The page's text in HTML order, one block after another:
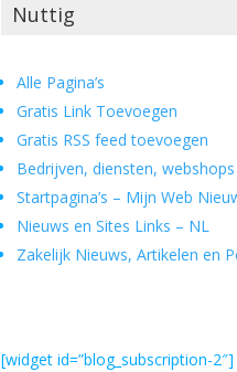
Nuttig
Alle Pagina’s
Gratis Link Toevoegen
Gratis RSS feed toevoegen
Bedrijven, diensten,
Startpagina’s – Mijn Web
Nieuws en Sites Links – NL
Zakelijk Nieuws, Artikelen en
[widget id=”blog_subscription-2″]